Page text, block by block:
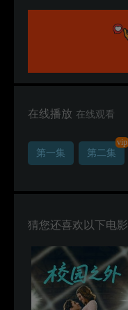
在线播放 在线观看
第一集 第二集
vip
猜您还喜欢以下电影